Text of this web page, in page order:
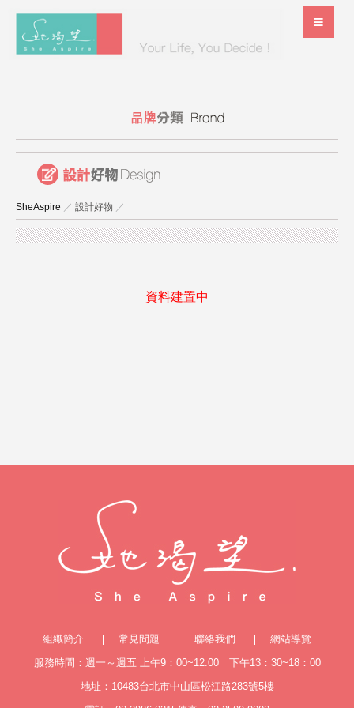
SheAspire ／ 設計好物 ／
資料建置中
組織簡介 常見問題 聯絡我們
網站導覽
服務時間：週一～週五 上午9：00~12:00 下午13：30~18：00
地址：10483台北市中山區松江路283號5樓